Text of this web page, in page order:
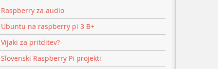
Raspberry za audio
Ubuntu na raspberry pi 3 B+
Vijaki za pritditev?
Slovenski Raspberry Pi projekti